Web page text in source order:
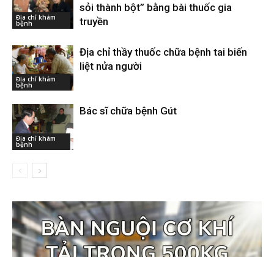
Địa chỉ khám
bệnh
sỏi thành bột” bằng bài thuốc gia
truyền
Địa chỉ khám
bệnh
Địa chỉ thầy thuốc chữa bệnh tai biến
liệt nửa người
Địa chỉ khám
bệnh
Bác sĩ chữa bệnh Gút